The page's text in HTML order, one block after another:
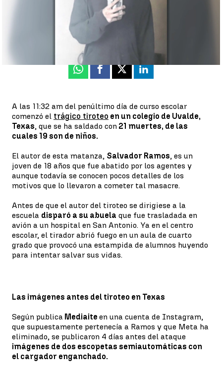
Miriam Vázquez
Actualizado:
Publicado:25 de mayo de 2022, 07:23
Whatsapp
Facebook
X Linkedin
A las 11:32 am del penúltimo día de curso escolar
comenzó el trágico tiroteo en un colegio de Uvalde,
Texas, que se ha saldado con 21 muertes, de las
cuales 19 son de niños.
El autor de esta matanza, Salvador Ramos, es un
joven de 18 años que fue abatido por los agentes y
aunque todavía se conocen pocos detalles de los
motivos que lo llevaron a cometer tal masacre.
Antes de que el autor del tiroteo se dirigiese a la
escuela disparó a su abuela que fue trasladada en
avión a un hospital en San Antonio. Ya en el centro
escolar, el tirador abrió fuego en un aula de cuarto
grado que provocó una estampida de alumnos huyendo
para intentar salvar sus vidas.
Las imágenes antes del tiroteo en Texas
Según publica Mediaite en una cuenta de Instagram,
que supuestamente pertenecía a Ramos y que Meta ha
eliminado, se publicaron 4 días antes del ataque
imágenes de dos escopetas semiautomáticas con
el cargador enganchado.